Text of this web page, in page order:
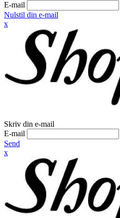
E-mail
Nulstil din e-mail
x
Skriv din e-mail
E-mail
Send
x